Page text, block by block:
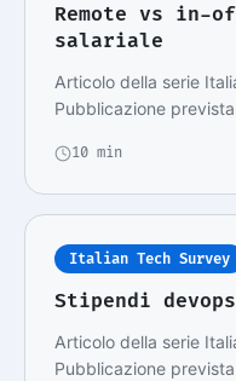
Remote vs
salariale
Articolo della serie
Pubblicazione
10 min
Italian Tech Survey
Stipendi
Articolo della serie
Pubblicazione